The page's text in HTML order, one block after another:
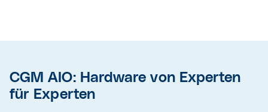
CGM AIO: Hardware von Experten
für Experten